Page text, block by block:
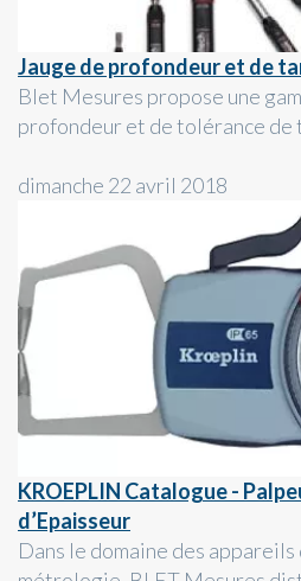
Jauge de profondeur et de
Blet Mesures propose une
profondeur et de tolérance de
dimanche 22 avril 2018
KROEPLIN Catalogue -
d’Epaisseur
Dans le domaine des appareils